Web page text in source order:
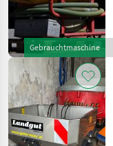
Gebrauchtmaschine